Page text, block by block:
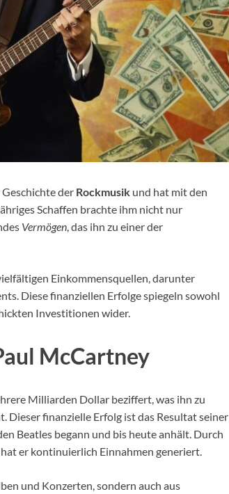
der Rockmusik und hat mit den
Schaffen brachte ihm nicht nur
Vermögen, das ihn zu einer der
Einkommensquellen, darunter
Diese finanziellen Erfolge spiegeln sowohl
Investitionen wider.
McCartney
Milliarden Dollar beziffert, was ihn zu
finanzielle Erfolg ist das Resultat seiner
Beatles begann und bis heute anhält. Durch
er kontinuierlich Einnahmen generiert.
und Konzerten, sondern auch aus